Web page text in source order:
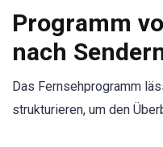
Programm
nach
Das Fernsehprogramm
strukturieren, um den